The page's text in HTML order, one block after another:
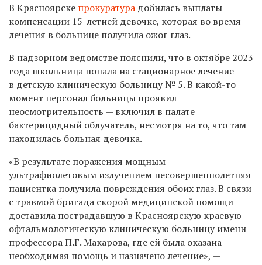
В Красноярске прокуратура добилась выплаты
компенсации 15-летней девочке, которая во время
лечения в больнице получила ожог глаз.
В надзорном ведомстве пояснили, что в октябре 2023
года школьница попала на стационарное лечение
в детскую клиническую больницу № 5. В какой-то
момент персонал больницы проявил
неосмотрительность — включил в палате
бактерицидный облучатель, несмотря на то, что там
находилась больная девочка.
«В результате поражения мощным
ультрафиолетовым излучением несовершеннолетняя
пациентка получила повреждения обоих глаз. В связи
с травмой бригада скорой медицинской помощи
доставила пострадавшую в Красноярскую краевую
офтальмологическую клиническую больницу имени
профессора П.Г. Макарова, где ей была оказана
необходимая помощь и назначено лечение», —